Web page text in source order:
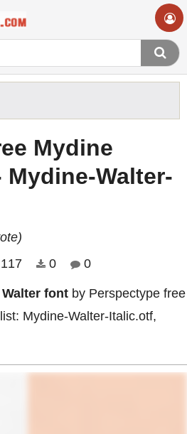
Mydine
Walter-
0 0
font by Perspectype free
Mydine-Walter-Italic.otf,